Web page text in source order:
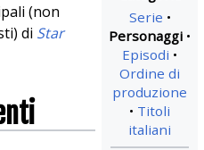
Serie
Personaggi
Episodi
Ordine di
produzione
Titoli
italiani
(non
di Star